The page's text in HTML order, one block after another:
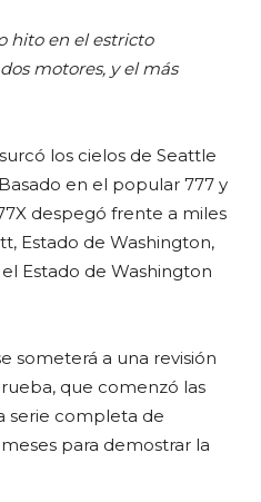
hito en el estricto
motores, y el más
los cielos de Seattle
en el popular 777 y
despegó frente a miles
Estado de Washington,
Estado de Washington
someterá a una revisión
que comenzó las
serie completa de
para demostrar la